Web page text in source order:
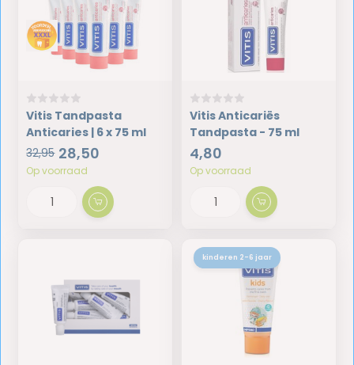
Vitis Tandpasta
Anticaries | 6 x 75 ml
32,95 28,50
Op voorraad
Vitis Anticariës
Tandpasta - 75 ml
4,80
Op voorraad
kinderen 2-6 jaar